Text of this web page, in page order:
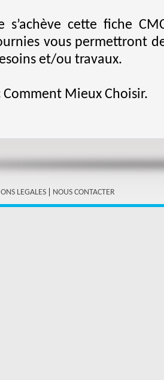
s’achève cette fiche
vous permettront
et/ou travaux.
Comment Mieux Choisir.
LEGALES | NOUS CONTACTER